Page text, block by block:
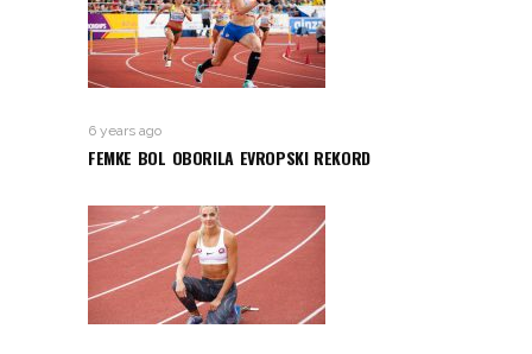
6 years ago
FEMKE BOL OBORILA EVROPSKI REKORD